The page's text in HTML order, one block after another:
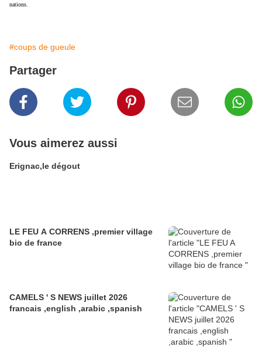
nations.
#coups de gueule
Partager
Vous aimerez aussi
Erignac,le dégout
LE FEU A CORRENS ,premier village
bio de france
CAMELS ' S NEWS juillet 2026
francais ,english ,arabic ,spanish